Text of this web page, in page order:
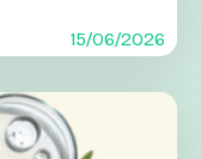
15/06/2026